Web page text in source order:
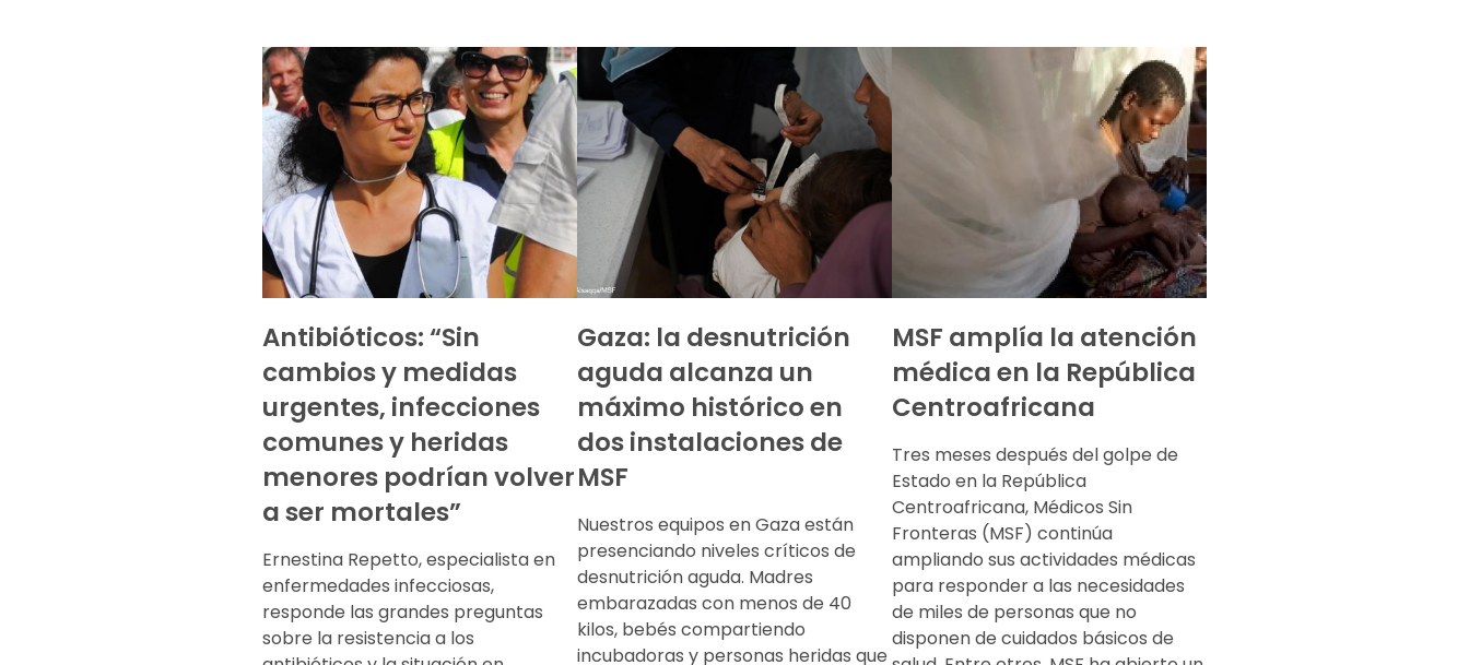
Antibióticos: “Sin
cambios y medidas
urgentes, infecciones
comunes y heridas
menores podrían volver
a ser mortales”
Ernestina Repetto, especialista en
enfermedades infecciosas,
responde las grandes preguntas
sobre la resistencia a los
Gaza: la desnutrición
aguda alcanza un
máximo histórico en
dos instalaciones de
MSF
Nuestros equipos en Gaza están
presenciando niveles críticos de
desnutrición aguda. Madres
embarazadas con menos de 40
kilos, bebés compartiendo
incubadoras y personas heridas que
MSF amplía la atención
médica en la República
Centroafricana
Tres meses después del golpe de
Estado en la República
Centroafricana, Médicos Sin
Fronteras (MSF) continúa
ampliando sus actividades médicas
para responder a las necesidades
de miles de personas que no
disponen de cuidados básicos de